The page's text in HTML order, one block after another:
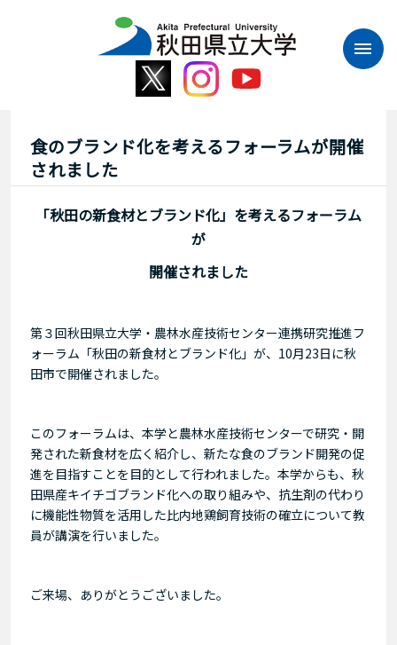
食のブランド化を考えるフォーラムが開催
されました
「秋田の新食材とブランド化」を考えるフォーラム
が
開催されました
第３回秋田県立大学・農林水産技術センター連携研究推進フ
ォーラム「秋田の新食材とブランド化」が、 10月23日に秋
田市で開催されました。
このフォーラムは、本学と農林水産技術センターで研究・開
発された新食材を広く紹介し、新たな食のブランド開発の促
進を目指すことを目的として行われました。本学からも、秋
田県産キイチゴブランド化への取り組みや、抗生剤の代わり
に機能性物質を活用した比内地鶏飼育技術の確立について教
員が講演を行いました。
ご来場、ありがとうございました。